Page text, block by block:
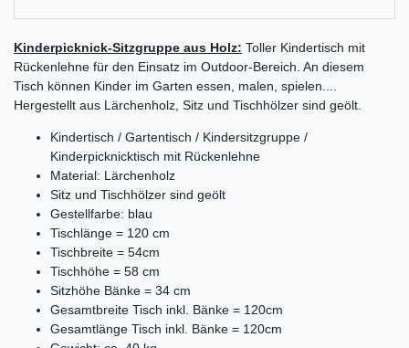
Kinderpicknick-Sitzgruppe aus Holz: Toller Kindertisch mit
Rückenlehne für den Einsatz im Outdoor-Bereich. An diesem
Tisch können Kinder im Garten essen, malen, spielen....
Hergestellt aus Lärchenholz, Sitz und Tischhölzer sind geölt.
Kindertisch / Gartentisch / Kindersitzgruppe /
Kinderpicknicktisch mit Rückenlehne
Material: Lärchenholz
Sitz und Tischhölzer sind geölt
Gestellfarbe: blau
Tischlänge = 120 cm
Tischbreite = 54cm
Tischhöhe = 58 cm
Sitzhöhe Bänke = 34 cm
Gesamtbreite Tisch inkl. Bänke = 120cm
Gesamtlänge Tisch inkl. Bänke = 120cm